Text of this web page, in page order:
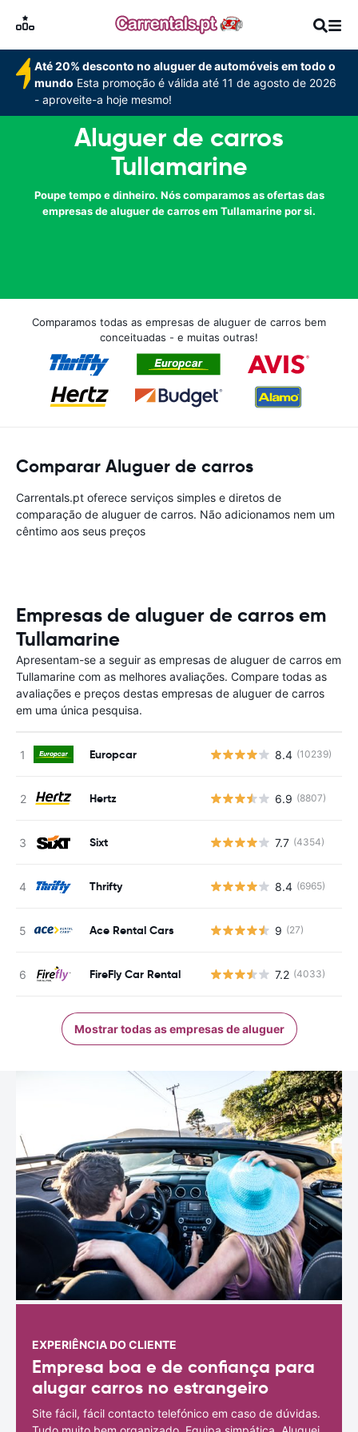
Até 20% desconto no aluguer de automóveis em todo o
mundo Esta promoção é válida até 11 de agosto de 2026
- aproveite-a hoje mesmo!
Aluguer de carros
Tullamarine
Poupe tempo e dinheiro. Nós comparamos as ofertas das
empresas de aluguer de carros em Tullamarine por si.
Comparamos todas as empresas de aluguer de carros bem
conceituadas - e muitas outras!
Comparar Aluguer de carros
Carrentals.pt oferece serviços simples e diretos de
comparação de aluguer de carros. Não adicionamos nem um
cêntimo aos seus preços
Empresas de aluguer de carros em
Tullamarine
Apresentam-se a seguir as empresas de aluguer de carros em
Tullamarine com as melhores avaliações. Compare todas as
avaliações e preços destas empresas de aluguer de carros
em uma única pesquisa.
Europcar 8.4 (10239)
Hertz 6.9 (8807)
Sixt 7.7 (4354)
Thrifty 8.4 (6965)
Ace Rental Cars 9 (27)
FireFly Car Rental 7.2 (4033)
Mostrar todas as empresas de aluguer
EXPERIÊNCIA DO CLIENTE
Empresa boa e de confiança para
alugar carros no estrangeiro
Site fácil, fácil contacto telefónico em caso de dúvidas.